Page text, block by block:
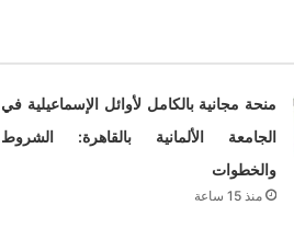
منحة مجانية بالكامل لأوائل الإسماعيلية في
الجامعة الألمانية بالقاهرة: الشروط
والخطوات
منذ 15 ساعة